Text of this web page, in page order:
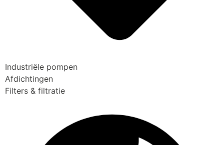
Industriële pompen
Afdichtingen
Filters & filtratie